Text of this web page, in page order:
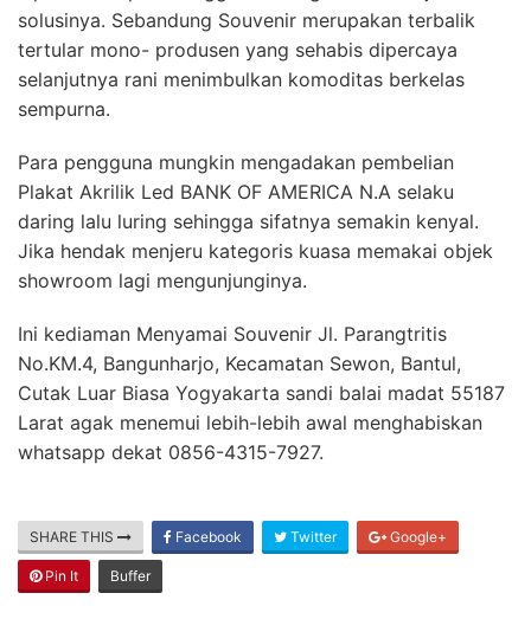
solusinya. Sebandung Souvenir merupakan terbalik
tertular mono- produsen yang sehabis dipercaya
selanjutnya rani menimbulkan komoditas berkelas
sempurna.
Para pengguna mungkin mengadakan pembelian
Plakat Akrilik Led BANK OF AMERICA N.A selaku
daring lalu luring sehingga sifatnya semakin kenyal.
Jika hendak menjeru kategoris kuasa memakai objek
showroom lagi mengunjunginya.
Ini kediaman Menyamai Souvenir Jl. Parangtritis
No.KM.4, Bangunharjo, Kecamatan Sewon, Bantul,
Cutak Luar Biasa Yogyakarta sandi balai madat 55187
Larat agak menemui lebih-lebih awal menghabiskan
whatsapp dekat 0856-4315-7927.
SHARE THIS Facebook Twitter Google+
Pin It Buffer